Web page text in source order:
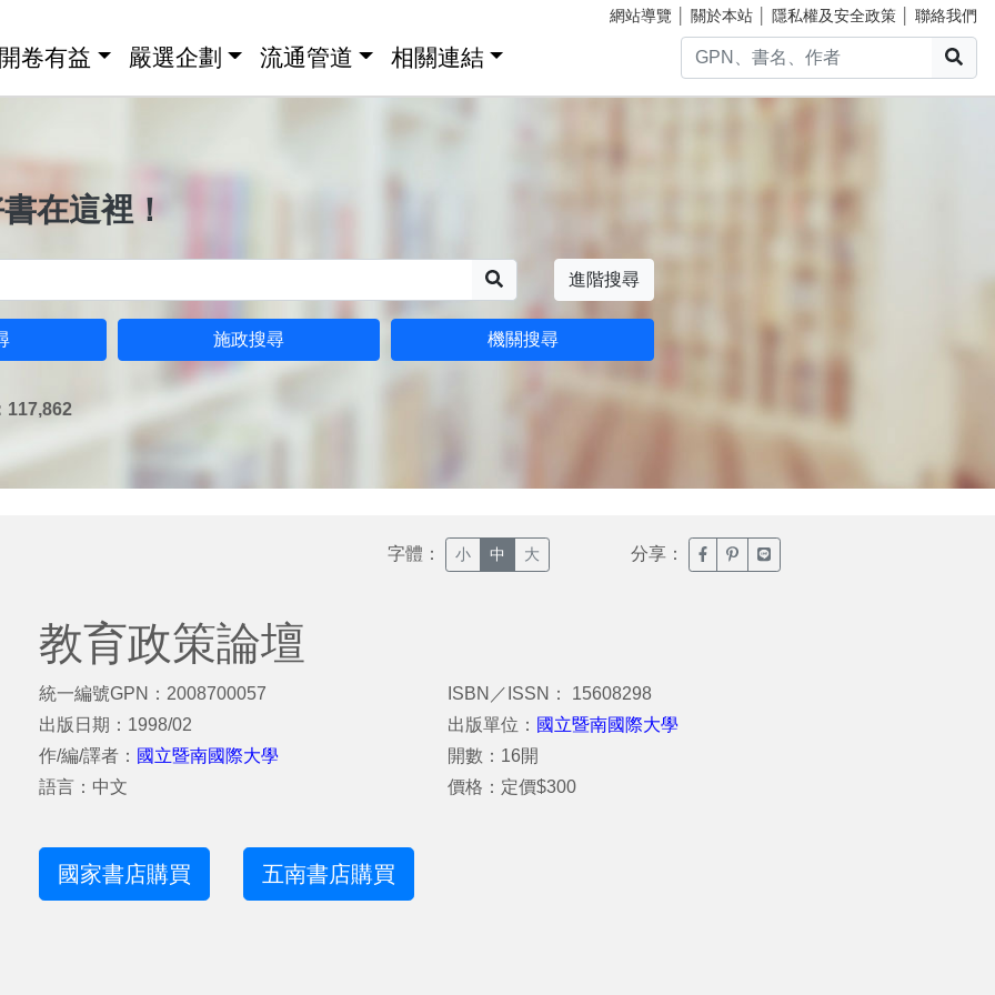
網站導覽 關於本站 隱私權及安全政策 聯絡我們
卷有益 嚴選企劃 流通管道 相關連結
在這裡！
進階搜尋
施政搜尋 機關搜尋
117,862
字體： 小 中 大 分享： 臉書分享(另開新視窗)
噗浪分享(另開新視窗)
Line分享(另開新視窗)
教育政策論壇
統一編號GPN：2008700057
出版日期：1998/02
作/編/譯者： 國立暨南國際大學
語言：中文
ISBN／ISSN： 15608298
出版單位： 國立暨南國際大學
開數：16開
價格：定價$300
國家書店購買 五南書店購買